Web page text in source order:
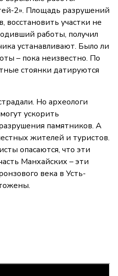
2». Площадь разрушений
участки не
работы, получил
устанавливают. Было ли
– пока неизвестно. По
стоянки датируются
Но археологи
ускорить
памятников. А
жителей и туристов.
опасаются, что эти
Манхайских – эти
века в Усть-